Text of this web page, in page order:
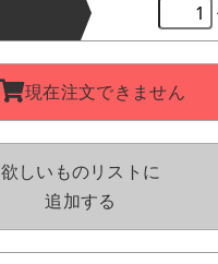
現在注文できません
欲しいものリストに
追加する